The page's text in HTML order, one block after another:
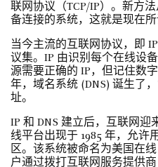
联网协议（TCP/IP）。新方
备连接的系统，这就是现在所
当今主流的互联网协议，即
议集。IP 由识别每个在线设
源需要正确的 IP，但记住数
年，域名系统 (DNS) 诞生了
址。
IP 和 DNS 建立后，互联网迎
线平台出现于 1985 年，允许
区。该系统被命名为美国在
户通过拨打互联网服务提供商